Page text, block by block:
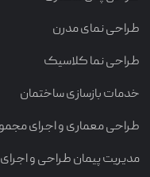
طراحی نمای مدرن
طراحی نما کلاسیک
خدمات بازسازی ساختمان
طراحی معماری و اجرای
مدیریت پیمان طراحی و اجرای